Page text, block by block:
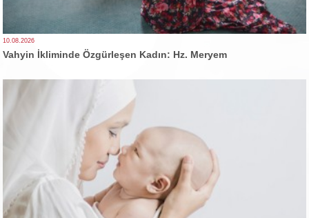
10.08.2026
Vahyin İkliminde Özgürleşen Kadın: Hz. Meryem